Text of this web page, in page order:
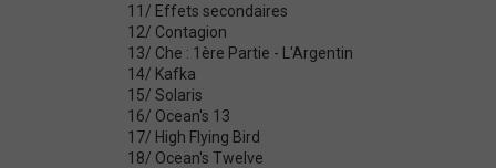
11/ Effets secondaires
12/ Contagion
13/ Che : 1ère Partie - L'Argentin
14/ Kafka
15/ Solaris
16/ Ocean's 13
17/ High Flying Bird
18/ Ocean's Twelve